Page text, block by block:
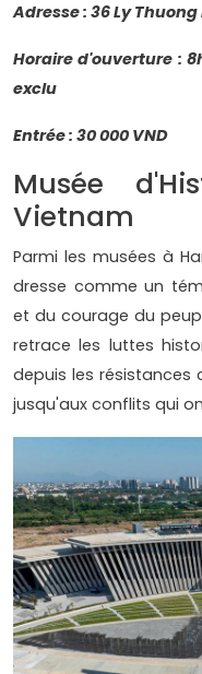
Adresse : 36 Ly
Horaire d'ouverture :
exclu
Entrée : 30 000 VND
Musée
Vietnam
Parmi les musées à
dresse comme un
et du courage du
retrace les luttes
depuis les résistances
jusqu'aux conflits qui